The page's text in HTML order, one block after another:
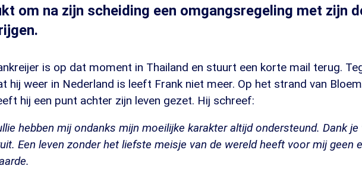
om na zijn scheiding een omgangsregeling met zijn
is op dat moment in Thailand en stuurt een korte mail terug.
hij weer in Nederland is leeft Frank niet meer. Op het strand van
hij een punt achter zijn leven gezet. Hij schreef:
hebben mij ondanks mijn moeilijke karakter altijd ondersteund. Dank
Een leven zonder het liefste meisje van de wereld heeft voor mij geen